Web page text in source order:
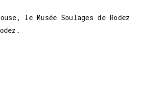
le Musée Soulages de Rodez